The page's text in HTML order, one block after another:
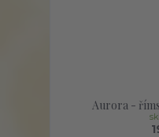
Aurora -